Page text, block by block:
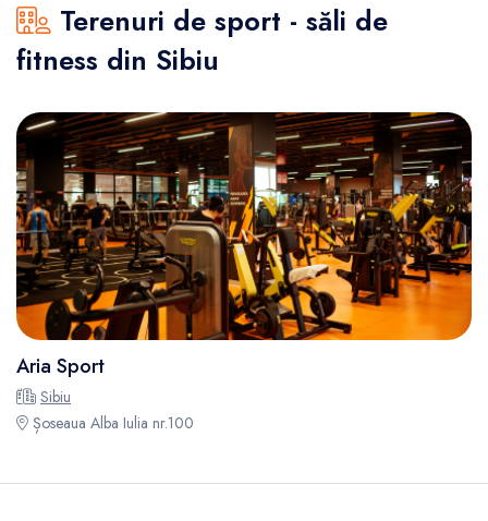
Terenuri de sport - săli de
fitness din Sibiu
Aria Sport
Sibiu
Șoseaua Alba Iulia nr.100